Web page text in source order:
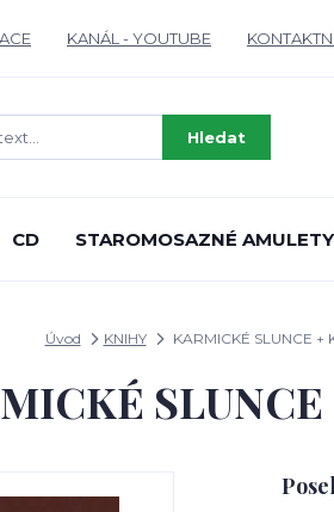
KANÁL - YOUTUBE
Hledat
CD STAROMOSAZNÉ AMULETY
Úvod KNIHY KARMICKÉ SLUNCE +
SLUNCE